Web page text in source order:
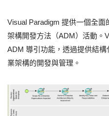
Visual Paradigm 提供一個全
架構開發方法（ADM）活動。
ADM 導引功能，透過提供結
業架構的開發與管理。